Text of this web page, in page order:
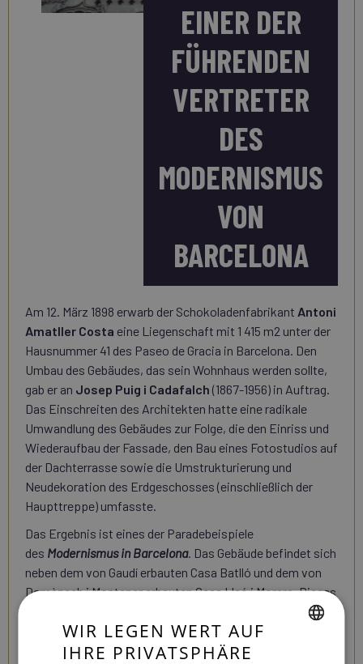
EINER DER
FÜHRENDEN
VERTRETER
DES
MODERNISMUS
VON
BARCELONA
Am 12. März 1898 erwarb der Schokoladenfabrikant Antoni
Amatller Costa eine Liegenschaft mit 1 415 m2 unter der
Hausnummer 41 des Paseo de Gracia in Barcelona. Den
Umbau des Gebäudes, das sein Wohnhaus werden sollte,
gab er an Josep Puig i Cadafalch (1867-1956) in Auftrag.
Das Einschreiten des Architekten hatte eine radikale
Umwandlung des Gebäudes zur Folge, die den Einriss und
Wiederaufbau der Fassade, den Bau eines Fotostudios auf
der Dachterrasse sowie die Umstrukturierung und
Neudekoration des Erdgeschosses (einschließlich der
Haupttreppe) umfasste.
Das Ergebnis ist eines der Paradebeispiele
des Modernismus in Barcelona. Das Gebäude befindet sich
neben dem von Gaudí erbauten Casa Batlló und dem von
Domènech i Montaner erbauten Casa Lleó i Morera. Dieses
Zusammentreffen von drei anerkannten zeitgenössischen
Architekten am selben Ort führte dazu, dass die Gegend
La Mansana de la Discòrdia “ (wortwörtlich
WIR LEGEN WERT AUF
IHRE PRIVATSPHÄRE